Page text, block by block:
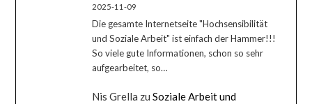
2025-11-09
Die gesamte Internetseite "Hochsensibilität
und Soziale Arbeit" ist einfach der Hammer!!!
So viele gute Informationen, schon so sehr
aufgearbeitet, so…
Nis Grella zuSoziale Arbeit und